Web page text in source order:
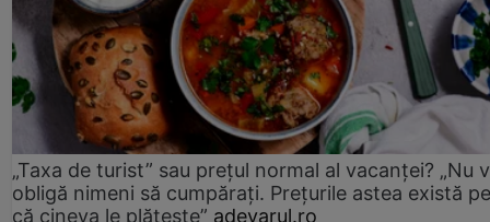
„Taxa de turist” sau prețul normal al vacanței? „Nu
obligă nimeni să cumpărați. Prețurile astea există
că cineva le plătește” adevarul.ro